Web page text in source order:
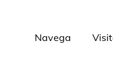
Navega